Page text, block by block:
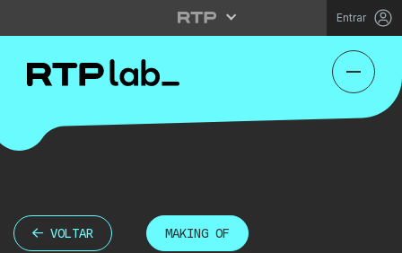
Entrar
VOLTAR MAKING OF